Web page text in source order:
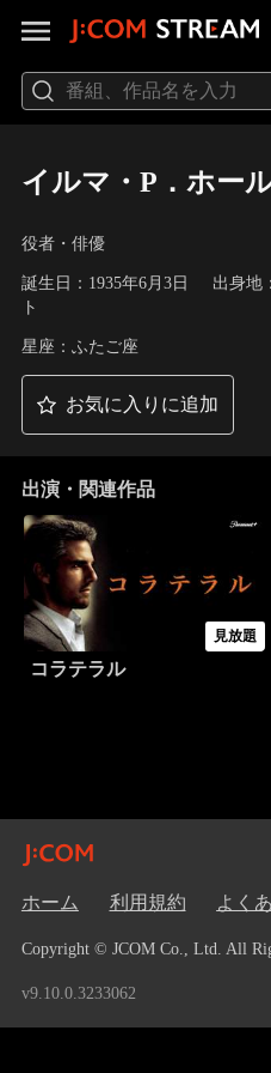
イルマ・P．ホー
役者・俳優
誕生日：1935年6月3日
出身地
ト
星座：ふたご座
お気に入りに追加
出演・関連作品
見放題
コラテラル
ホーム 利用規約 よく
Copyright © JCOM Co., Ltd. All
v9.10.0.3233062